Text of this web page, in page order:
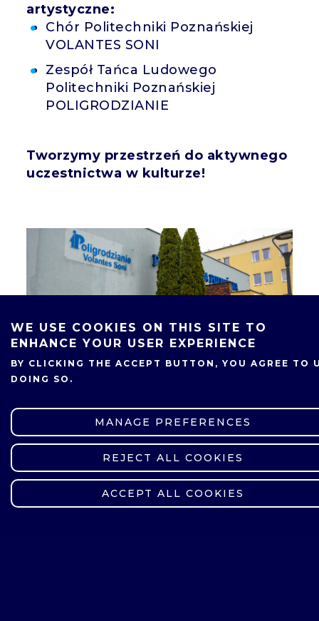
UCZELNIANE CENTRUM KULTURY
UCZELNIANE CENTRUM KULTURY
artystyczne:
Chór Politechniki Poznańskiej
VOLANTES SONI
Zespół Tańca Ludowego
Politechniki Poznańskiej
POLIGRODZIANIE
Tworzymy przestrzeń do aktywnego
uczestnictwa w kulturze!
WE USE COOKIES ON THIS SITE TO
ENHANCE YOUR USER EXPERIENCE
BY CLICKING THE ACCEPT BUTTON, YOU AGREE TO
DOING SO.
MANAGE PREFERENCES
REJECT ALL COOKIES
ACCEPT ALL COOKIES
WITHDRAW CONSENT